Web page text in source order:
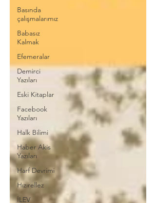
Basında
çalışmalarımız
Babasız
Kalmak
Efemeralar
Demirci
Yazıları
Eski Kitaplar
Facebook
Yazıları
Halk Bilimi
Haber Akis
Yazıları
Harf Devrimi
Hızırellez
İLEV